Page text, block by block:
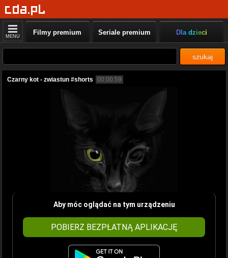
MENU Filmy premium Seriale premium Dla dzieci
szukaj
Czarny kot - zwiastun #shorts 00:00:59
Aby móc oglądać na tym urządzeniu
POBIERZ BEZPŁATNĄ APLIKACJĘ